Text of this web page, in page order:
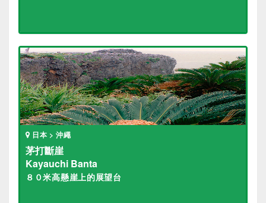
日本 > 沖繩
茅打斷崖
Kayauchi Banta
８０米高懸崖上的展望台